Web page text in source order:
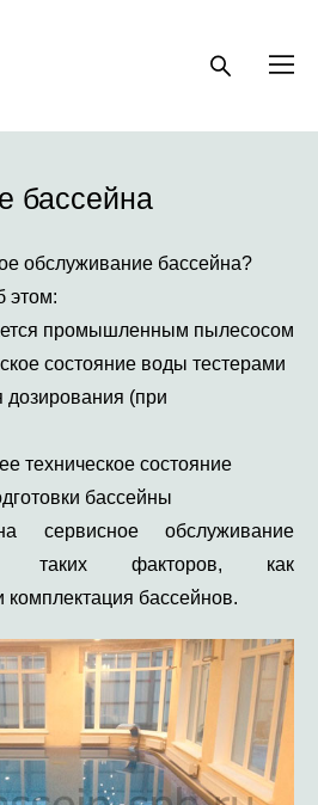
бассейна
обслуживание бассейна?
этом:
промышленным пылесосом
состояние воды тестерами
дозирования (при
техническое состояние
бассейны
сервисное обслуживание
таких факторов, как
бассейнов.